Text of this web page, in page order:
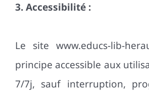
3. Accessibilité :
Le site www.educs-lib-
principe accessible aux
7/7j, sauf interruption,